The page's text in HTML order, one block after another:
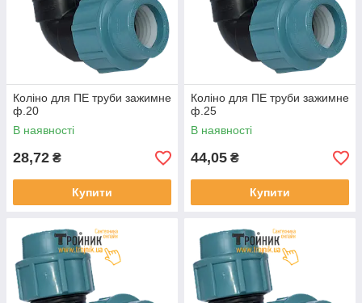
Коліно для ПЕ труби зажимне
ф.20
В наявності
28,72 ₴
Купити
Коліно для ПЕ труби зажимне
ф.25
В наявності
44,05 ₴
Купити